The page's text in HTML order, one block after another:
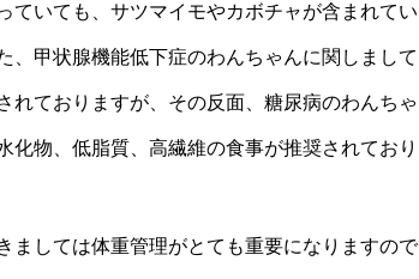
ていても、サツマイモやカボチャが含まれて
、甲状腺機能低下症のわんちゃんに関しまし
れておりますが、その反面、糖尿病のわんち
化物、低脂質、高繊維の食事が推奨されており
ましては体重管理がとても重要になりますの